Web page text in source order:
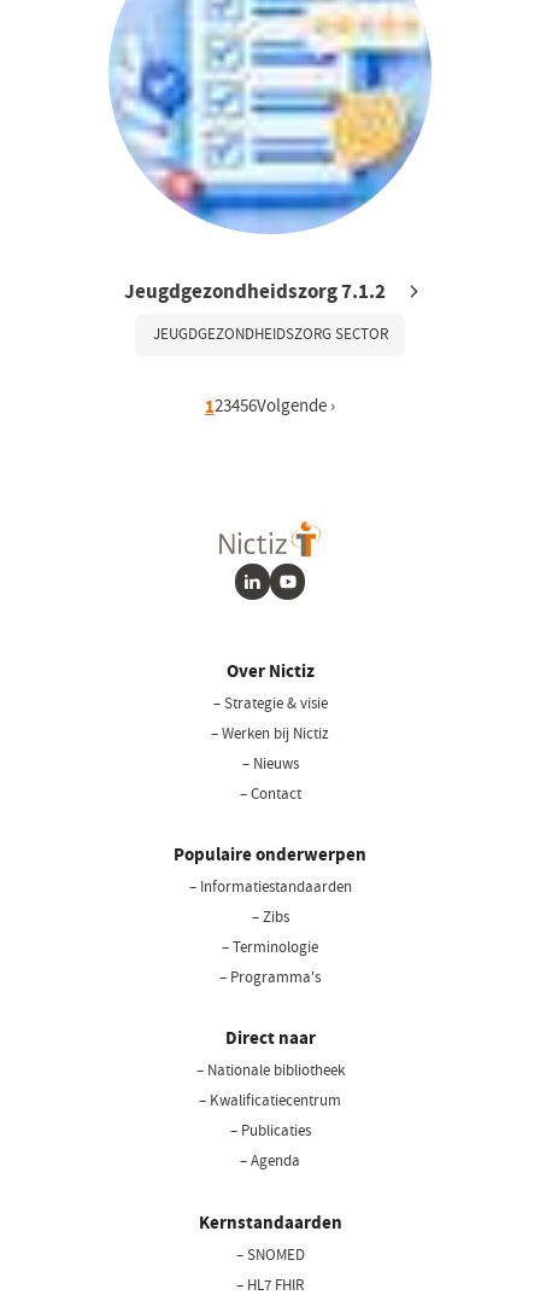
Jeugdgezondheidszorg 7.1.2
JEUGDGEZONDHEIDSZORG SECTOR
Huidige pagina
1Pagina
2Pagina
3Pagina
4Pagina
5Pagina
6Volgende pagina
Volgende ›
LinkedInYoutube
Over Nictiz
– Strategie & visie
– Werken bij Nictiz
– Nieuws
– Contact
Populaire onderwerpen
– Informatiestandaarden
– Zibs
– Terminologie
– Programma's
Direct naar
– Nationale bibliotheek
– Kwalificatiecentrum
– Publicaties
– Agenda
Kernstandaarden
– SNOMED
– HL7 FHIR